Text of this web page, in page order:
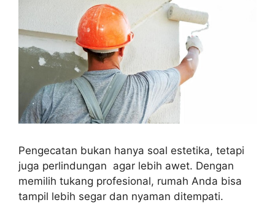
Pengecatan bukan hanya soal estetika, tetapi
juga perlindungan agar lebih awet. Dengan
memilih tukang profesional, rumah Anda bisa
tampil lebih segar dan nyaman ditempati.